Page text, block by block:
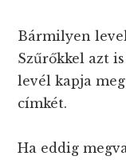
Bármilyen
Szűrőkkel azt
levél kapja
címkét.
Ha eddig